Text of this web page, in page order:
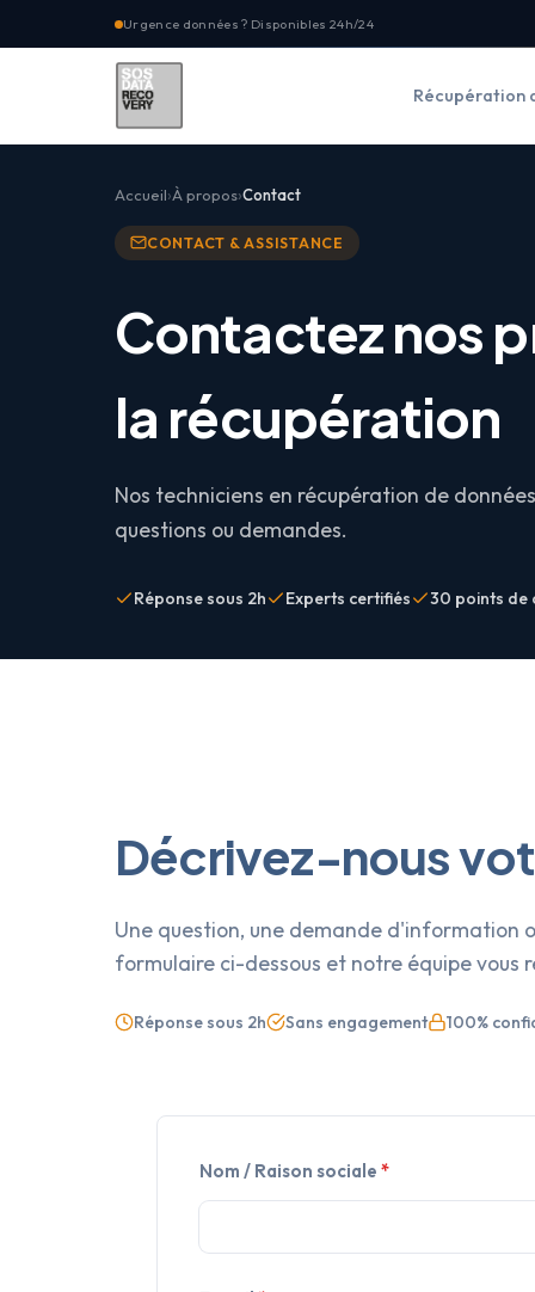
Urgence données ? Disponibles 24h/24
Récupération
Accueil À propos Contact
CONTACT & ASSISTANCE
Contactez nos
la récupération
Nos techniciens en récupération de
questions ou demandes.
Réponse sous 2h Experts certifiés 30 points de
Décrivez-nous
Une question, une demande d'information
formulaire ci-dessous et notre équipe vous
Réponse sous 2h Sans engagement 100%
Nom / Raison sociale *